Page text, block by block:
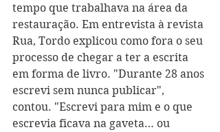
tempo que trabalhava na área da
restauração. Em entrevista à revista
Rua, Tordo explicou como fora o seu
processo de chegar a ter a escrita
em forma de livro. "Durante 28 anos
escrevi sem nunca publicar",
contou. "Escrevi para mim e o que
escrevia ficava na gaveta… ou